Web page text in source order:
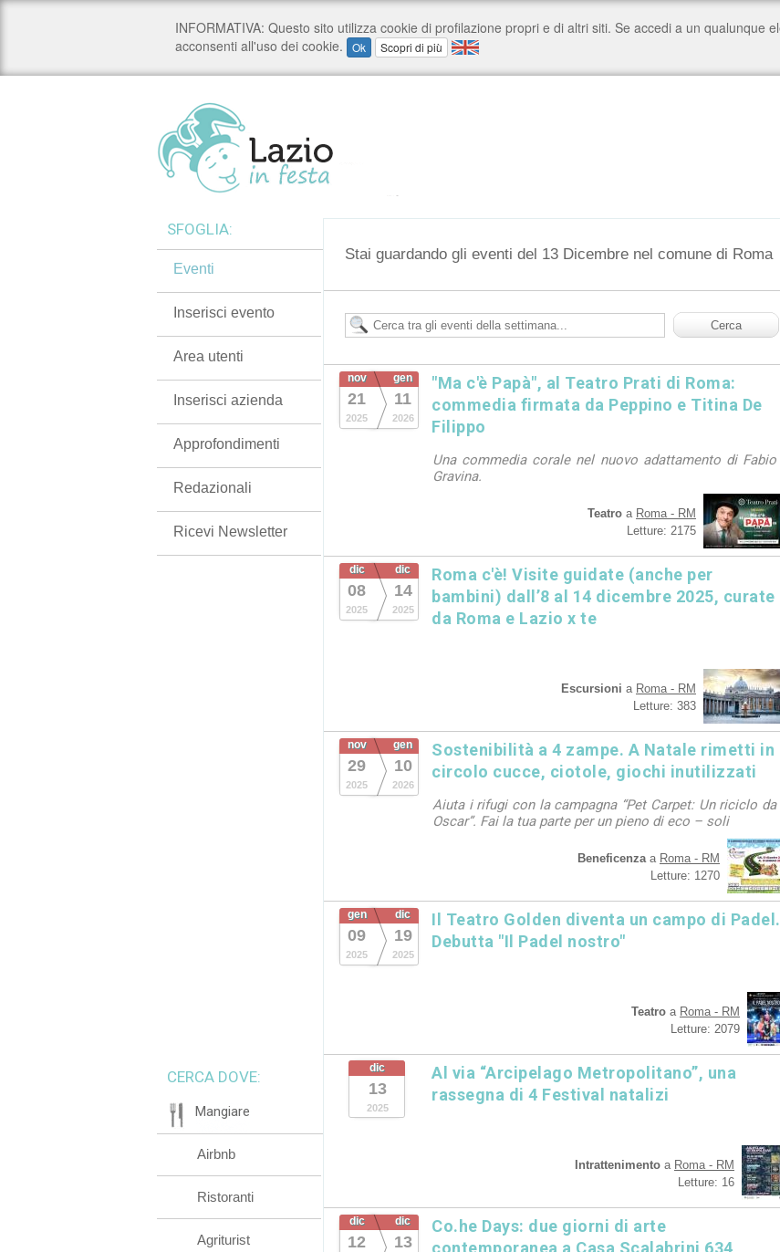
Stai guardando gli eventi del 13 Dicembre nel comune di Roma
nov
21
2025
gen
11
2026
"Ma c'è Papà", al Teatro Prati di Roma:
commedia firmata da Peppino e Titina De
Filippo
Una commedia corale nel nuovo adattamento di Fabio
Gravina.
Teatro a Roma - RM
Letture: 2175
dic
08
2025
dic
14
2025
Roma c'è! Visite guidate (anche per
bambini) dall’8 al 14 dicembre 2025, curate
da Roma e Lazio x te
Escursioni a Roma - RM
Letture: 383
nov
29
2025
gen
10
2026
Sostenibilità a 4 zampe. A Natale rimetti in
circolo cucce, ciotole, giochi inutilizzati
Aiuta i rifugi con la campagna “Pet Carpet: Un riciclo da
Oscar”. Fai la tua parte per un pieno di eco – soli
Beneficenzaa Roma - RM
Letture: 1270
gen
09
2025
dic
19
2025
Il Teatro Golden diventa un campo di Padel.
Debutta "Il Padel nostro"
Teatro a Roma - RM
Letture: 2079
dic
13
2025
Al via “Arcipelago Metropolitano”, una
rassegna di 4 Festival natalizi
Intrattenimento a Roma - RM
Letture: 16
dic
12
dic
13
Co.he Days: due giorni di arte
contemporanea a Casa Scalabrini 634
SFOGLIA:
Eventi
Inserisci evento
Area utenti
Inserisci azienda
Approfondimenti
Redazionali
Ricevi Newsletter
CERCA DOVE:
Mangiare
Airbnb
Ristoranti
Agriturist